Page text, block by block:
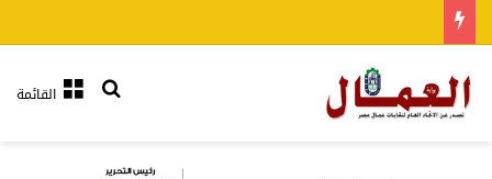
القائمةبحث عن